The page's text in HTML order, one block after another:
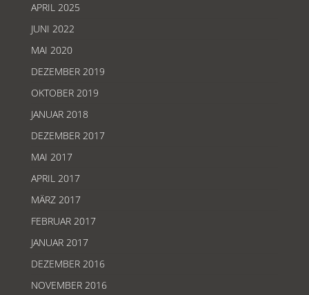
APRIL 2025
JUNI 2022
MAI 2020
DEZEMBER 2019
OKTOBER 2019
JANUAR 2018
DEZEMBER 2017
MAI 2017
APRIL 2017
MÄRZ 2017
FEBRUAR 2017
JANUAR 2017
DEZEMBER 2016
NOVEMBER 2016